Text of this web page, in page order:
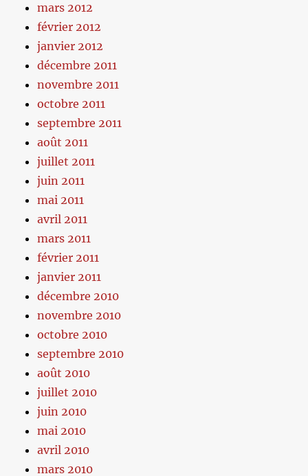
mars 2012
février 2012
janvier 2012
décembre 2011
novembre 2011
octobre 2011
septembre 2011
août 2011
juillet 2011
juin 2011
mai 2011
avril 2011
mars 2011
février 2011
janvier 2011
décembre 2010
novembre 2010
octobre 2010
septembre 2010
août 2010
juillet 2010
juin 2010
mai 2010
avril 2010
mars 2010